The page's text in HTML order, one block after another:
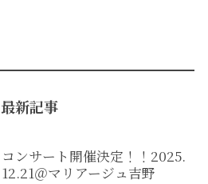
最新記事
コンサート開催決定！！2025.
12.21＠マリアージュ吉野